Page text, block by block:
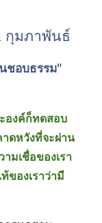
กุมภาพันธ์
ชอบธรรม"
องค์ก็ทดสอบ
าดหวังที่จะผ่าน
มเชื่อของเรา
ของเราว่ามี